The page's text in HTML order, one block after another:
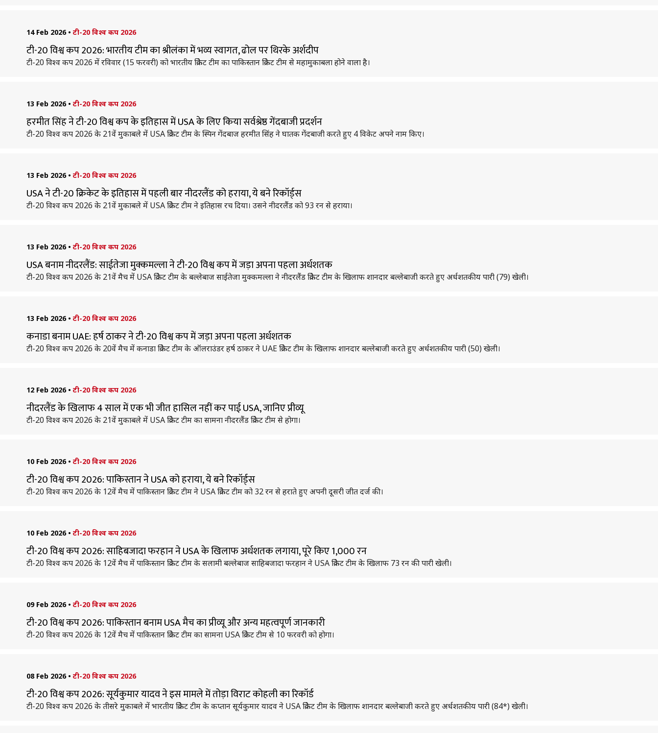
14 Feb 2026 • टी-20 विश्व कप 2026
टी-20 विश्व कप 2026: भारतीय टीम का श्रीलंका में भव्य स्वागत, ढोल पर थिरके अर्शदीप
टी-20 विश्व कप 2026 में रविवार (15 फरवरी) को भारतीय क्रिकेट टीम का पाकिस्तान क्रिकेट टीम से महामुकाबला होने वाला है।
13 Feb 2026 • टी-20 विश्व कप 2026
हरमीत सिंह ने टी-20 विश्व कप के इतिहास में USA के लिए किया सर्वश्रेष्ठ गेंदबाजी प्रदर्शन
टी-20 विश्व कप 2026 के 21वें मुकाबले में USA क्रिकेट टीम के स्पिन गेंदबाज हरमीत सिंह ने घातक गेंदबाजी करते हुए 4 विकेट अपने नाम किए।
13 Feb 2026 • टी-20 विश्व कप 2026
USA ने टी-20 क्रिकेट के इतिहास में पहली बार नीदरलैंड को हराया, ये बने रिकॉर्ड्स
टी-20 विश्व कप 2026 के 21वें मुकाबले में USA क्रिकेट टीम ने इतिहास रच दिया। उसने नीदरलैंड को 93 रन से हराया।
13 Feb 2026 • टी-20 विश्व कप 2026
USA बनाम नीदरलैंड: साईतेजा मुक्कमल्ला ने टी-20 विश्व कप में जड़ा अपना पहला अर्धशतक
टी-20 विश्व कप 2026 के 21वें मैच में USA क्रिकेट टीम के बल्लेबाज साईतेजा मुक्कमल्ला ने नीदरलैंड क्रिकेट टीम के खिलाफ शानदार बल्लेबाजी करते हुए अर्धशतकीय पारी (79) खेली।
13 Feb 2026 • टी-20 विश्व कप 2026
कनाडा बनाम UAE: हर्ष ठाकर ने टी-20 विश्व कप में जड़ा अपना पहला अर्धशतक
टी-20 विश्व कप 2026 के 20वें मैच में कनाडा क्रिकेट टीम के ऑलराउंडर हर्ष ठाकर ने UAE क्रिकेट टीम के खिलाफ शानदार बल्लेबाजी करते हुए अर्धशतकीय पारी (50) खेली।
12 Feb 2026 • टी-20 विश्व कप 2026
नीदरलैंड के खिलाफ 4 साल में एक भी जीत हासिल नहीं कर पाई USA, जानिए प्रीव्यू
टी-20 विश्व कप 2026 के 21वें मुकाबले में USA क्रिकेट टीम का सामना नीदरलैंड क्रिकेट टीम से होगा।
10 Feb 2026 • टी-20 विश्व कप 2026
टी-20 विश्व कप 2026: पाकिस्तान ने USA को हराया, ये बने रिकॉर्ड्स
टी-20 विश्व कप 2026 के 12वें मैच में पाकिस्तान क्रिकेट टीम ने USA क्रिकेट टीम को 32 रन से हराते हुए अपनी दूसरी जीत दर्ज की।
10 Feb 2026 • टी-20 विश्व कप 2026
टी-20 विश्व कप 2026: साहिबजादा फरहान ने USA के खिलाफ अर्धशतक लगाया, पूरे किए 1,000 रन
टी-20 विश्व कप 2026 के 12वें मैच में पाकिस्तान क्रिकेट टीम के सलामी बल्लेबाज साहिबजादा फरहान ने USA क्रिकेट टीम के खिलाफ 73 रन की पारी खेली।
09 Feb 2026 • टी-20 विश्व कप 2026
टी-20 विश्व कप 2026: पाकिस्तान बनाम USA मैच का प्रीव्यू और अन्य महत्वपूर्ण जानकारी
टी-20 विश्व कप 2026 के 12वें मैच में पाकिस्तान क्रिकेट टीम का सामना USA क्रिकेट टीम से 10 फरवरी को होगा।
08 Feb 2026 • टी-20 विश्व कप 2026
टी-20 विश्व कप 2026: सूर्यकुमार यादव ने इस मामले में तोड़ा विराट कोहली का रिकॉर्ड
टी-20 विश्व कप 2026 के तीसरे मुकाबले में भारतीय क्रिकेट टीम के कप्तान सूर्यकुमार यादव ने USA क्रिकेट टीम के खिलाफ शानदार बल्लेबाजी करते हुए अर्धशतकीय पारी (84*) खेली।